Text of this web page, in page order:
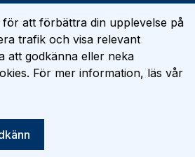
Platsannonser
Flygutbildning
Om Flygtorget
att förbättra din upplevelse på
trafik och visa relevant
att godkänna eller neka
För mer information, läs vår